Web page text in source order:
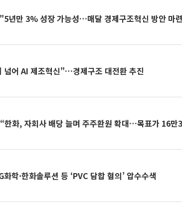
년만 3% 성장 가능성…매달 경제구조혁신 방안 마
넘어 AI 제조혁신"…경제구조 대전환 추진
한화, 자회사 배당 늘며 주주환원 확대…목표가 16만
화학·한화솔루션 등 ‘PVC 담합 혐의’ 압수수색